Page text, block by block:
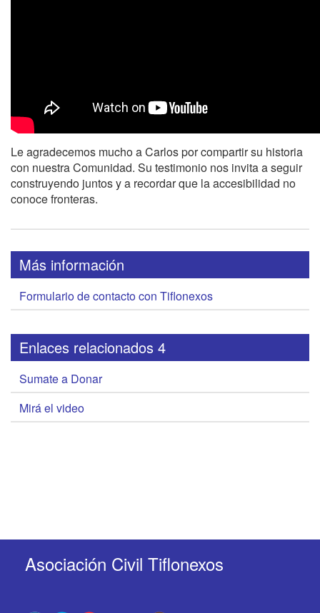
Le agradecemos mucho a Carlos por compartir su historia
con nuestra Comunidad. Su testimonio nos invita a seguir
construyendo juntos y a recordar que la accesibilidad no
conoce fronteras.
Más información
Formulario de contacto con Tiflonexos
Enlaces relacionados 4
Sumate a Donar
Mirá el video
Asociación Civil Tiflonexos